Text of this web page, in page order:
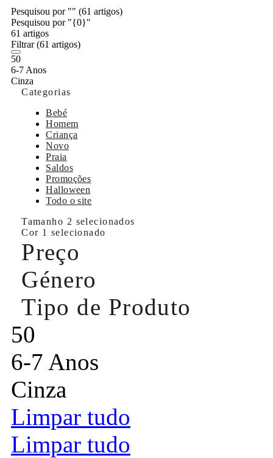
Pesquisou por "" (61 artigos)
Pesquisou por "{0}"
61 artigos
Filtrar(61 artigos)
50
6-7 Anos
Cinza
Categorias
Bebé
Homem
Criança
Novo
Praia
Saldos
Promoções
Halloween
Todo o site
Tamanho 2 selecionados
Cor 1 selecionado
Preço
Género
Tipo de Produto
50
6-7 Anos
Cinza
Limpar tudo
Limpar tudo